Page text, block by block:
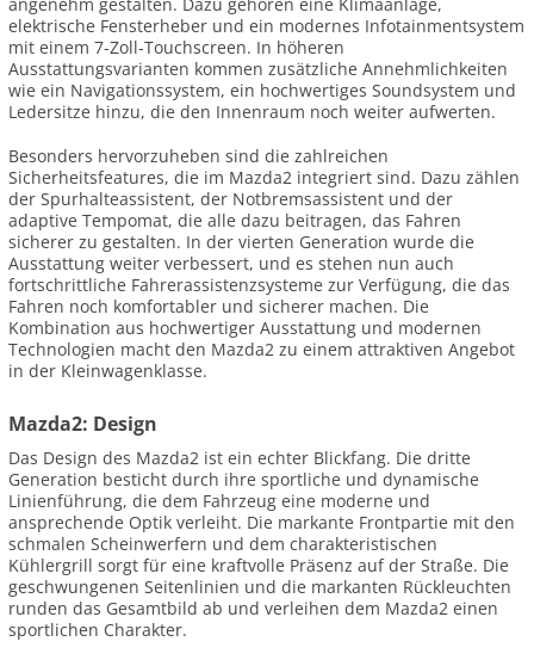
elektrische Fensterheber und ein modernes Infotainmentsystem
mit einem 7-Zoll-Touchscreen. In höheren
Ausstattungsvarianten kommen zusätzliche Annehmlichkeiten
wie ein Navigationssystem, ein hochwertiges Soundsystem und
Ledersitze hinzu, die den Innenraum noch weiter aufwerten.
Besonders hervorzuheben sind die zahlreichen
Sicherheitsfeatures, die im Mazda2 integriert sind. Dazu zählen
der Spurhalteassistent, der Notbremsassistent und der
adaptive Tempomat, die alle dazu beitragen, das Fahren
sicherer zu gestalten. In der vierten Generation wurde die
Ausstattung weiter verbessert, und es stehen nun auch
fortschrittliche Fahrerassistenzsysteme zur Verfügung, die das
Fahren noch komfortabler und sicherer machen. Die
Kombination aus hochwertiger Ausstattung und modernen
Technologien macht den Mazda2 zu einem attraktiven Angebot
in der Kleinwagenklasse.
Mazda2: Design
Das Design des Mazda2 ist ein echter Blickfang. Die dritte
Generation besticht durch ihre sportliche und dynamische
Linienführung, die dem Fahrzeug eine moderne und
ansprechende Optik verleiht. Die markante Frontpartie mit den
schmalen Scheinwerfern und dem charakteristischen
Kühlergrill sorgt für eine kraftvolle Präsenz auf der Straße. Die
geschwungenen Seitenlinien und die markanten Rückleuchten
runden das Gesamtbild ab und verleihen dem Mazda2 einen
sportlichen Charakter.